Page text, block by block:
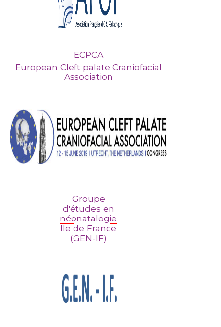
ECPCA
European Cleft palate Craniofacial
Association
Groupe
d'études en
néonatalogie
Ile de France
(GEN-IF)